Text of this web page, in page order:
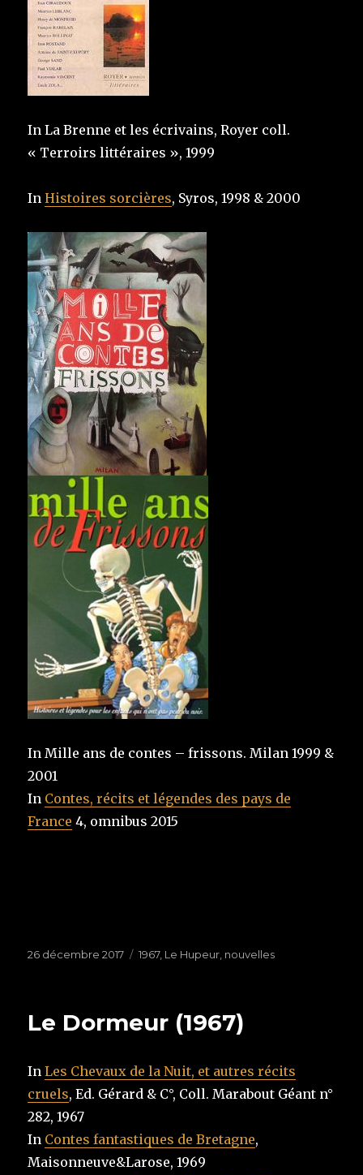
In La Brenne et les écrivains, Royer coll.
« Terroirs littéraires », 1999
InHistoires sorcières, Syros, 1998 & 2000
In Mille ans de contes – frissons. Milan 1999 &
2001
In Contes, récits et légendes des pays de
France 4, omnibus 2015
Publié
26 décembre 2017 Étiquettes
1967, Le Hupeur nouvelles
Le Dormeur (1967)
InLes Chevaux de la Nuit, et autres récits
cruels, Ed. Gérard & C°, Coll. Marabout Géant n°
282, 1967
In Contes fantastiques de Bretagne,
Maisonneuve&Larose, 1969